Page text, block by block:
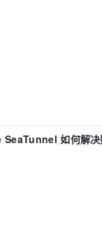
如何解